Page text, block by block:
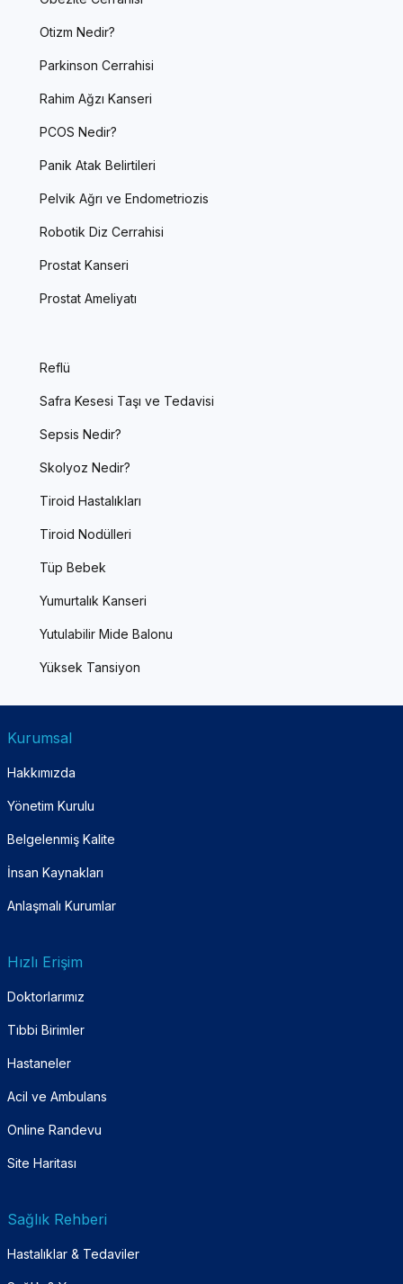
Otizm Nedir?
Parkinson Cerrahisi
Rahim Ağzı Kanseri
PCOS Nedir?
Panik Atak Belirtileri
Pelvik Ağrı ve Endometriozis
Robotik Diz Cerrahisi
Prostat Kanseri
Prostat Ameliyatı
Reflü
Safra Kesesi Taşı ve Tedavisi
Sepsis Nedir?
Skolyoz Nedir?
Tiroid Hastalıkları
Tiroid Nodülleri
Tüp Bebek
Yumurtalık Kanseri
Yutulabilir Mide Balonu
Yüksek Tansiyon
Kurumsal
Hakkımızda
Yönetim Kurulu
Belgelenmiş Kalite
İnsan Kaynakları
Anlaşmalı Kurumlar
Hızlı Erişim
Doktorlarımız
Tıbbi Birimler
Hastaneler
Acil ve Ambulans
Online Randevu
Site Haritası
Sağlık Rehberi
Hastalıklar & Tedaviler